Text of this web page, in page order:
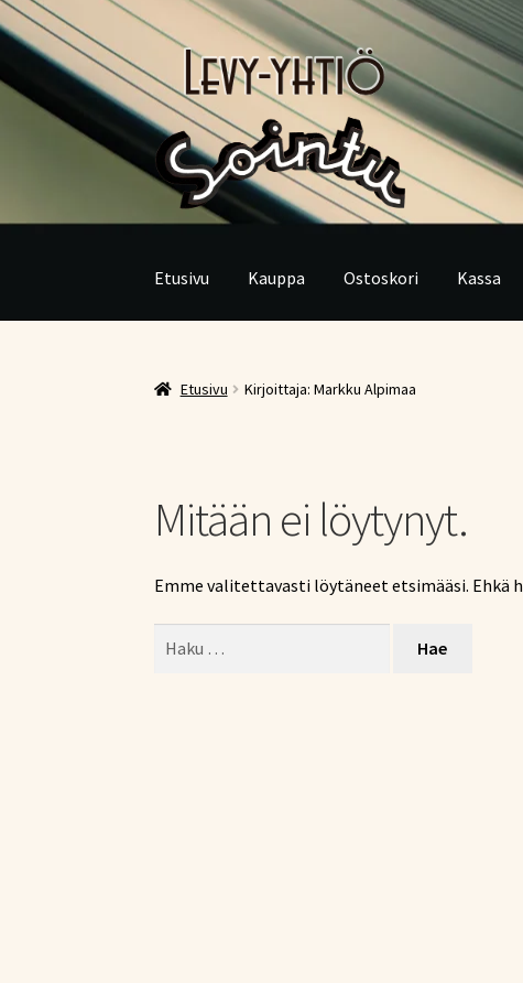
Siirry
navigointiin
Siirry
sisältöön
Etusivu Kauppa Ostoskori Kassa
Etusivu Kirjoittaja: Markku Alpimaa
Mitään ei löytynyt.
Emme valitettavasti löytäneet etsimääsi. Ehkä